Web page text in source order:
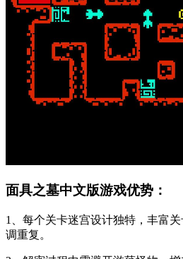
面具之墓中文版游戏优势：
1、每个关卡迷宫设计独特，丰富
调重复。